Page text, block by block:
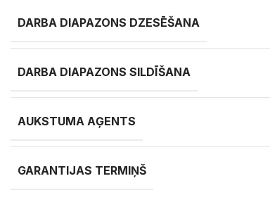
DARBA DIAPAZONS DZESĒŠANA
DARBA DIAPAZONS SILDĪŠANA
AUKSTUMA AĢENTS
GARANTIJAS TERMIŅŠ